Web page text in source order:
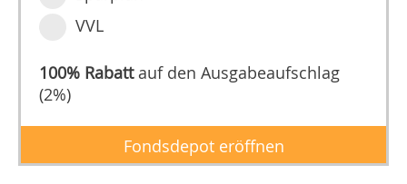
VVL
100% Rabattauf den Ausgabeaufschlag
(2%)
Fondsdepot eröffnen